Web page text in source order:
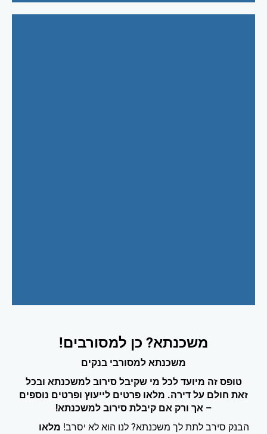
משכנתא? כן למסורבים!
משכנתא למסורבי בנקים
טופס זה מיועד לכל מי שקיבל סירוב למשכנתא ובכל
זאת חולם על דירה. מלאו פרטים לייעוץ ופרטים נוספים
– אך ורק אם קיבלת סירוב למשכנתא!
הבנק סירב לתת לך משכנתא? לנו הוא לא יסרב! מלאו